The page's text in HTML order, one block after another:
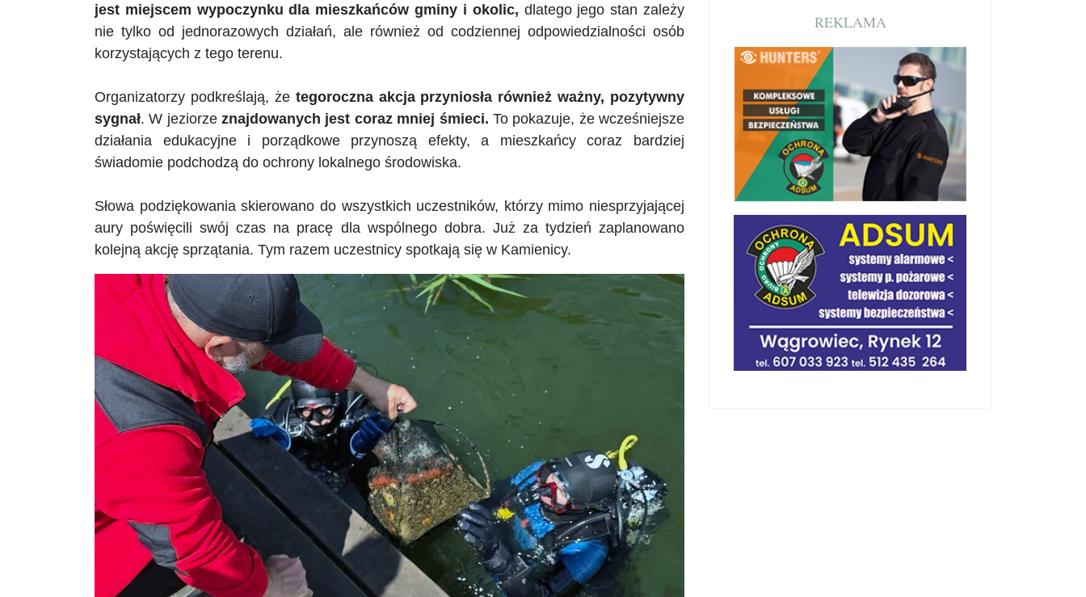
jest miejscem wypoczynku dla mieszkańców gminy i okolic, dlatego jego stan zależy
nie tylko od jednorazowych działań, ale również od codziennej odpowiedzialności osób
korzystających z tego terenu.
Organizatorzy podkreślają, że tegoroczna akcja przyniosła również ważny, pozytywny
sygnał. W jeziorzeznajdowanych jest coraz mniej śmieci. To pokazuje, że wcześniejsze
działania edukacyjne i porządkowe przynoszą efekty, a mieszkańcy coraz bardziej
świadomie podchodzą do ochrony lokalnego środowiska.
Słowa podziękowania skierowano do wszystkich uczestników, którzy mimo niesprzyjającej
aury poświęcili swój czas na pracę dla wspólnego dobra. Już za tydzień zaplanowano
kolejną akcję sprzątania. Tym razem uczestnicy spotkają się w Kamienicy.
REKLAMA